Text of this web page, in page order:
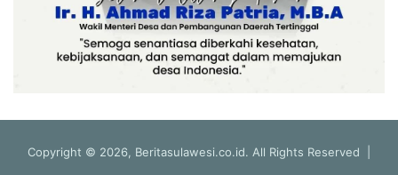
Copyright © 2026, Beritasulawesi.co.id. All Rights Reserved |